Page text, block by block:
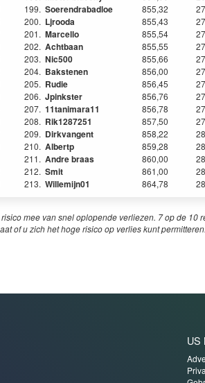
199. Soerendrabadloe
855,32
200. Ljrooda
855,43
201. Marcello
855,54
202. Achtbaan
855,55
203. Nic500
855,66
204. Bakstenen
856,00
205. Rudie
856,45
206. Jpinkster
856,76
207. 11tanimara11
856,78
208. Rik1287251
857,50
209. Dirkvangent
858,22
210. Albertp
859,28
211. Andre braas
860,00
212. Smit
861,00
213. Willemijn01 864,78
mee van snel oplopende verliezen. 7 op de 10
of u zich het hoge risico op verlies kunt permitteren.
US